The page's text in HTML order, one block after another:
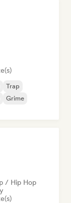
Trap
Grime
/ Hip Hop